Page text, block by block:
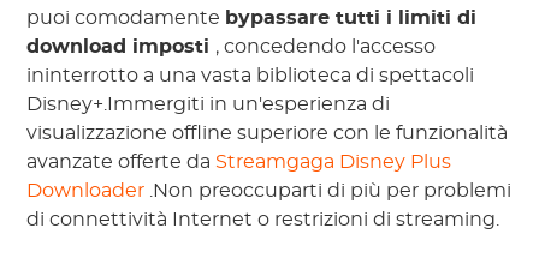
puoi comodamente bypassare tutti i limiti di
download imposti , concedendo l'accesso
ininterrotto a una vasta biblioteca di spettacoli
Disney+.Immergiti in un'esperienza di
visualizzazione offline superiore con le funzionalità
avanzate offerte da Streamgaga Disney Plus
Downloader
.Non preoccuparti di più per problemi
di connettività Internet o restrizioni di streaming.